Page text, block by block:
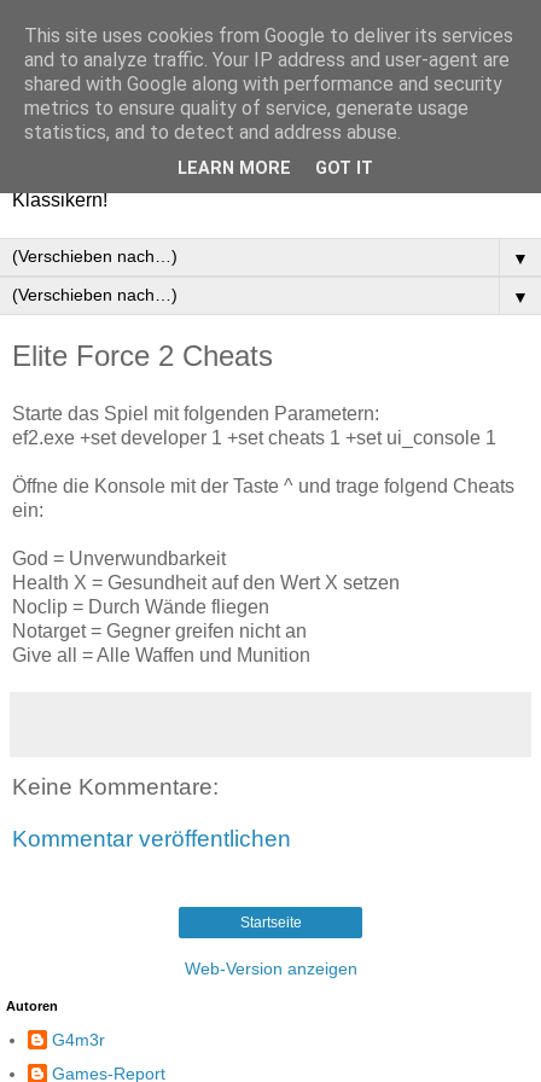
Games-Report.de
Ultimativer Blog mit Einblicken in unsere Spielwelt. Wir
liefern euch die besten News, Tests, Reviews und
Meinungen zu allen aktuellen Spielen oder auch alten
Klassikern!
▼
▼
Elite Force 2 Cheats
Starte das Spiel mit folgenden Parametern:
ef2.exe +set developer 1 +set cheats 1 +set ui_console 1
Öffne die Konsole mit der Taste ^ und trage folgend Cheats
ein:
God = Unverwundbarkeit
Health X = Gesundheit auf den Wert X setzen
Noclip = Durch Wände fliegen
Notarget = Gegner greifen nicht an
Give all = Alle Waffen und Munition
Keine Kommentare:
Kommentar veröffentlichen
Startseite
Web-Version anzeigen
Autoren
G4m3r
Games-Report
This site uses cookies from Google to deliver its services
and to analyze traffic. Your IP address and user-agent are
shared with Google along with performance and security
metrics to ensure quality of service, generate usage
statistics, and to detect and address abuse.
LEARN MORE GOT IT